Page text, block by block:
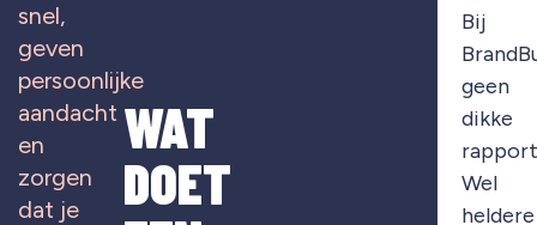
snel,
geven
persoonlijke
aandacht
en
zorgen
dat je
WAT
DOET
Bij
geen
dikke
Wel
heldere